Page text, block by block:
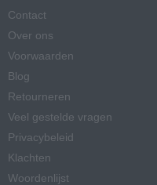
Contact
Over ons
Voorwaarden
Blog
Retourneren
Veel gestelde vragen
Privacybeleid
Klachten
Woordenlijst